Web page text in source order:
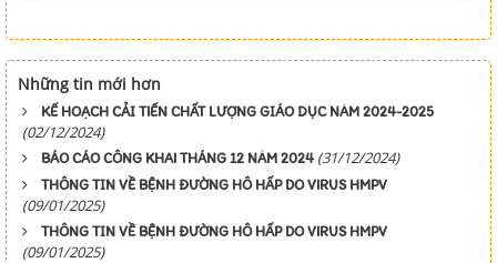
Những tin mới hơn
KẾ HOẠCH CẢI TIẾN CHẤT LƯỢNG GIÁO DỤC NĂM 2024-2025
(02/12/2024)
BÁO CÁO CÔNG KHAI THÁNG 12 NĂM 2024 (31/12/2024)
THÔNG TIN VỀ BỆNH ĐƯỜNG HÔ HẤP DO VIRUS HMPV
(09/01/2025)
THÔNG TIN VỀ BỆNH ĐƯỜNG HÔ HẤP DO VIRUS HMPV
(09/01/2025)